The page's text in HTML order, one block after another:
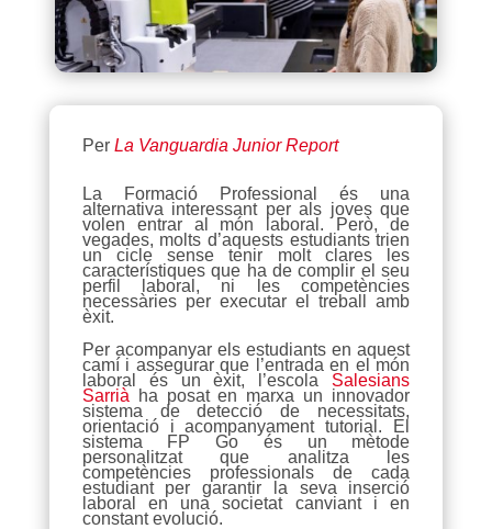
Per La Vanguardia Junior Report
La Formació Professional és una
alternativa interessant per als joves que
volen entrar al món laboral. Però, de
vegades, molts d’aquests estudiants trien
un cicle sense tenir molt clares les
característiques que ha de complir el seu
perfil laboral, ni les competències
necessàries per executar el treball amb
èxit.
Per acompanyar els estudiants en aquest
camí i assegurar que l’entrada en el món
laboral és un èxit, l’escola Salesians
Sarrià ha posat en marxa un innovador
sistema de detecció de necessitats,
orientació i acompanyament tutorial. El
sistema FP Go és un mètode
personalitzat que analitza les
competències professionals de cada
estudiant per garantir la seva inserció
laboral en una societat canviant i en
constant evolució.